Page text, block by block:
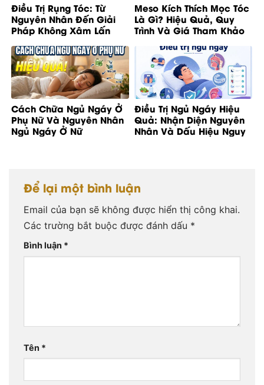
Điều Trị Rụng Tóc: Từ
Nguyên Nhân Đến Giải
Pháp Không Xâm Lấn
Meso Kích Thích Mọc Tóc
Là Gì? Hiệu Quả, Quy
Trình Và Giá Tham Khảo
Cách Chữa Ngủ Ngáy Ở
Phụ Nữ Và Nguyên Nhân
Ngủ Ngáy Ở Nữ
Điều Trị Ngủ Ngáy Hiệu
Quả: Nhận Diện Nguyên
Nhân Và Dấu Hiệu Nguy
Để lại một bình luận
Email của bạn sẽ không được hiển thị công khai.
Các trường bắt buộc được đánh dấu *
Bình luận *
Tên *